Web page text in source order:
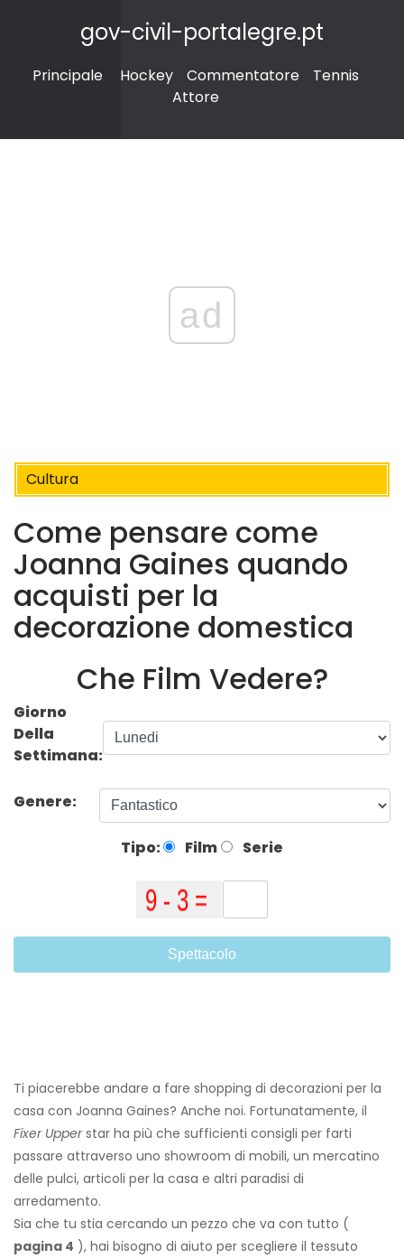
gov-civil-portalegre.pt
Principale Hockey Commentatore
Tennis
Attore
ad
Cultura
Come pensare come
Joanna Gaines quando
acquisti per la
decorazione domestica
Che Film Vedere?
Giorno
Della
Settimana:
Genere:
Tipo: Film Serie
Spettacolo
Ti piacerebbe andare a fare shopping di decorazioni per la
casa con Joanna Gaines? Anche noi. Fortunatamente, il
Fixer Upperstar ha più che sufficienti consigli per farti
passare attraverso uno showroom di mobili, un mercatino
delle pulci, articoli per la casa e altri paradisi di
arredamento.
Sia che tu stia cercando un pezzo che va con tutto (
pagina 4 ), hai bisogno di aiuto per scegliere il tessuto